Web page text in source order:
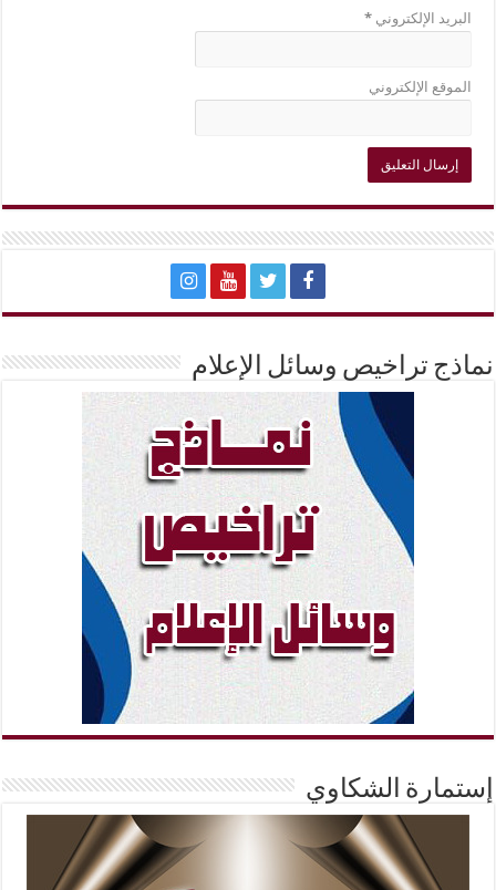
البريد الإلكتروني*
الموقع الإلكتروني
نماذج تراخيص وسائل الإعلام
إستمارة الشكاوي